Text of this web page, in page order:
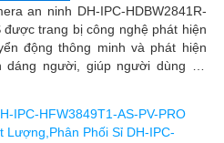
an ninh DH-IPC-HDBW2841R-
được trang bị công nghệ phát hiện
động thông minh và phát hiện
dáng người, giúp người dùng dễ
nối qua dây mạng, có khả năng
khi xâm nhập hàng rào ảo